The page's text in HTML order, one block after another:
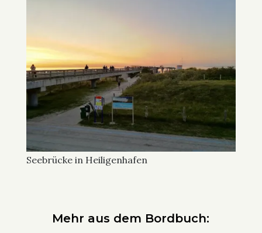
Seebrücke in Heiligenhafen
Mehr aus dem Bordbuch: